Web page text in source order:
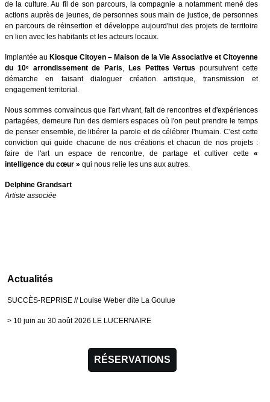
de la culture. Au fil de son parcours, la compagnie a notamment mené des
actions auprès de jeunes, de personnes sous main de justice, de personnes
en parcours de réinsertion et développe aujourd'hui des projets de territoire
en lien avec les habitants et les acteurs locaux.
Implantée au Kiosque Citoyen – Maison de la Vie Associative et Citoyenne
du 10ᵉ arrondissement de Paris, Les Petites Vertus poursuivent cette
démarche en faisant dialoguer création artistique, transmission et
engagement territorial.
Nous sommes convaincus que l'art vivant, fait de rencontres et d'expériences
partagées, demeure l'un des derniers espaces où l'on peut prendre le temps
de penser ensemble, de libérer la parole et de célébrer l'humain. C'est cette
conviction qui guide chacune de nos créations et chacun de nos projets :
faire de l'art un espace de rencontre, de partage et cultiver cette «
intelligence du cœur » qui nous relie les uns aux autres.
Delphine Grandsart
Artiste associée
Actualités
SUCCÈS-REPRISE // Louise Weber dite La Goulue
> 10 juin au 30 août 2026 LE LUCERNAIRE
RÉSERVATIONS